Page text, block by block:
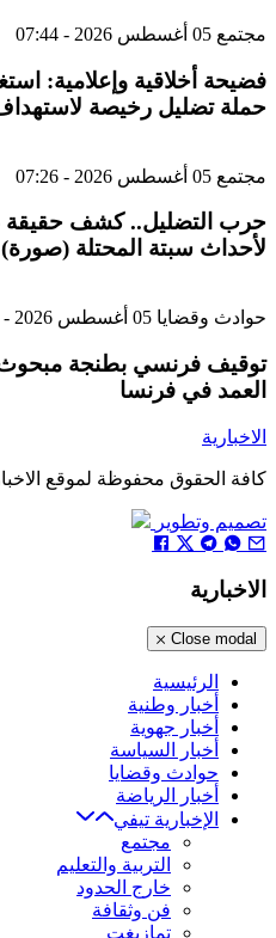
مجتمع 05 أغسطس 2026 - 07:44
فضيحة أخلاقية وإعلامية:
حملة تضليل رخيصة
مجتمع 05 أغسطس 2026 - 07:26
حرب التضليل.. كشف
لأحداث سبتة المحتلة (صورة)
حوادث وقضايا 05 أغسطس 2026 - 07:05
توقيف فرنسي بطنجة مبحوث
العمد في فرنسا
الاخبارية
كافة الحقوق محفوظة لموقع الاخبارية
تصميم وتطوير
الاخبارية
Close modal
الرئيسية
أخبار وطنية
أخبار جهوية
أخبار السياسة
حوادث وقضايا
أخبار الرياضة
الإخبارية تيفي
مجتمع
التربية والتعليم
خارج الحدود
فن وثقافة
تمازيغت